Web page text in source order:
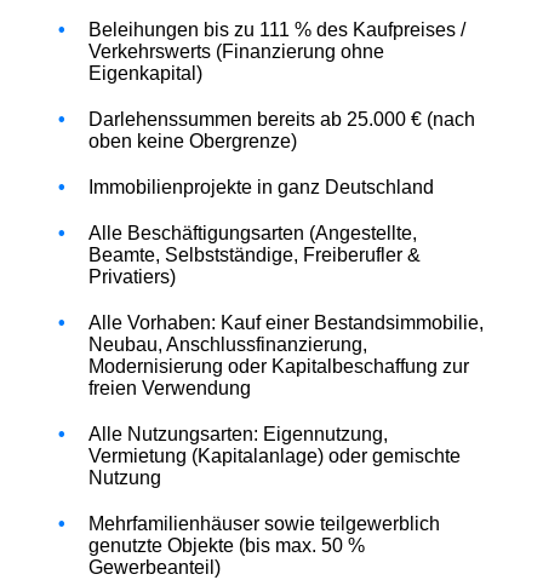
Beleihungen bis zu 111 % des Kaufpreises /
Verkehrswerts (Finanzierung ohne
Eigenkapital)
Darlehenssummen bereits ab 25.000 € (nach
oben keine Obergrenze)
Immobilienprojekte in ganz Deutschland
Alle Beschäftigungsarten (Angestellte,
Beamte, Selbstständige, Freiberufler &
Privatiers)
Alle Vorhaben: Kauf einer Bestandsimmobilie,
Neubau, Anschlussfinanzierung,
Modernisierung oder Kapitalbeschaffung zur
freien Verwendung
Alle Nutzungsarten: Eigennutzung,
Vermietung (Kapitalanlage) oder gemischte
Nutzung
Mehrfamilienhäuser sowie teilgewerblich
genutzte Objekte (bis max. 50 %
Gewerbeanteil)